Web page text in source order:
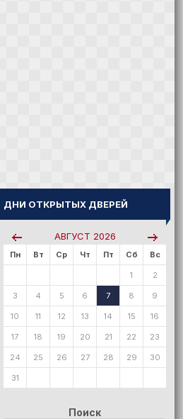
ДНИ ОТКРЫТЫХ ДВЕРЕЙ
АВГУСТ 2026
Пн Вт Ср Чт Пт Сб Вс
1 2
3 4 5 6 7 8 9
10 11 12 13 14 15 16
17 18 19 20 21 22 23
24 25 26 27 28 29 30
31
Поиск